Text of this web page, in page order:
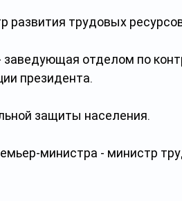
развития трудовых
заведующая отделом по
президента.
защиты населения.
министра - министр